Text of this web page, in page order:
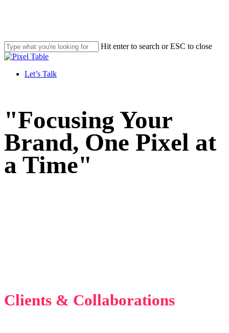
Hit enter to search or ESC to close
Close
Let’s Talk
"Focusing Your
Brand, One Pixel at
a Time"
Clients & Collaborations